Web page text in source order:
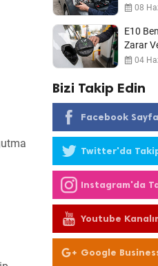
08
E10
Zarar
04
Bizi Takip Edin
Facebook
Twitter'da
Instagram'da
Youtube
Google